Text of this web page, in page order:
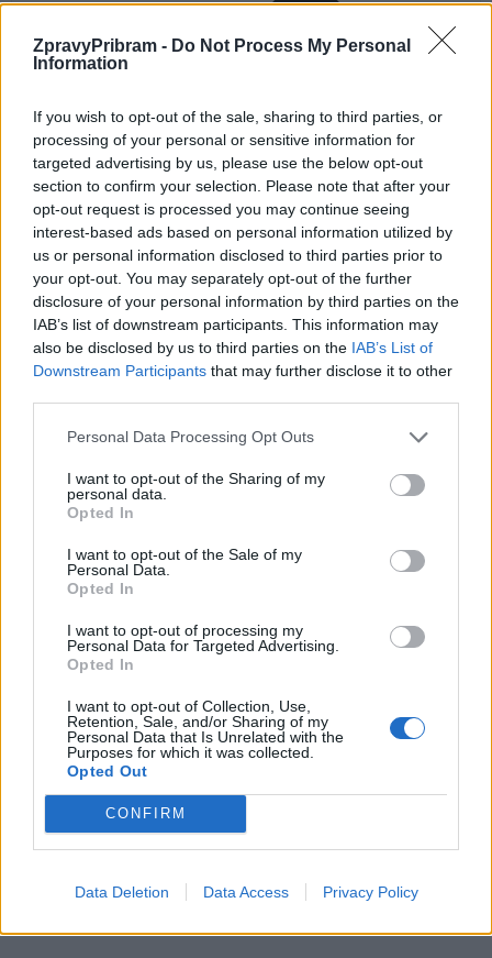
ZpravyPribram - Do Not Process My Personal
Information
If you wish to opt-out of the sale, sharing to third parties, or
processing of your personal or sensitive information for
targeted advertising by us, please use the below opt-out
section to confirm your selection. Please note that after your
opt-out request is processed you may continue seeing
interest-based ads based on personal information utilized by
us or personal information disclosed to third parties prior to
your opt-out. You may separately opt-out of the further
disclosure of your personal information by third parties on the
IAB’s list of downstream participants. This information may
also be disclosed by us to third parties on the IAB’s List of
Downstream Participants that may further disclose it to other
Personal Data Processing Opt Outs
I want to opt-out of the Sharing of my
personal data.
Opted In
I want to opt-out of the Sale of my
Personal Data.
Opted In
I want to opt-out of processing my
Personal Data for Targeted Advertising.
Opted In
I want to opt-out of Collection, Use,
Retention, Sale, and/or Sharing of my
Personal Data that Is Unrelated with the
Purposes for which it was collected.
Opted Out
CONFIRM
Data Deletion Data Access Privacy Policy
Ředitel SZM Jan Slaba říká, že
technický stav budovy bazénu
i vybavení přestává být únosný
Kraj finančně podpoří projekty
například v Krásné Hoře či Staré
SOUVISEJÍCÍ ČLÁNKY
VÍCE OD AUTORA
Vykradených aut na Příbramsku přibylo.
Policie připomíná: Auto není trezor
Každý sedmý řidič měl problém. Policie
při víkendové akci na Příbramsku odhalila
30 přestupků
Čtvrtina řidičů při kontrole na Příbramsku
neobstála. Policie o prázdninách zpřísní
dohled na silnicích